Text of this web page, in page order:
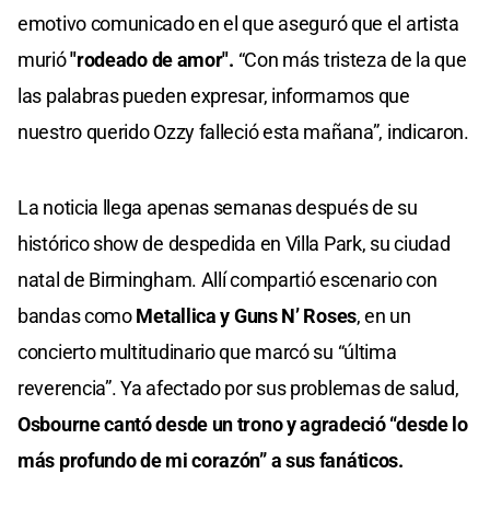
emotivo comunicado en el que aseguró que el artista
murió"rodeado de amor". “Con más tristeza de la que
las palabras pueden expresar, informamos que
nuestro querido Ozzy falleció esta mañana”, indicaron.
La noticia llega apenas semanas después de su
histórico show de despedida en Villa Park, su ciudad
natal de Birmingham. Allí compartió escenario con
bandas comoMetallica y Guns N’ Roses, en un
concierto multitudinario que marcó su “última
reverencia”. Ya afectado por sus problemas de salud,
Osbourne cantó desde un trono y agradeció “desde lo
más profundo de mi corazón” a sus fanáticos.